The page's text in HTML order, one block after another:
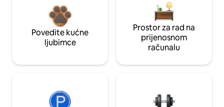
Povedite kućne
ljubimce
Prostor za rad na
prijenosnom
računalu